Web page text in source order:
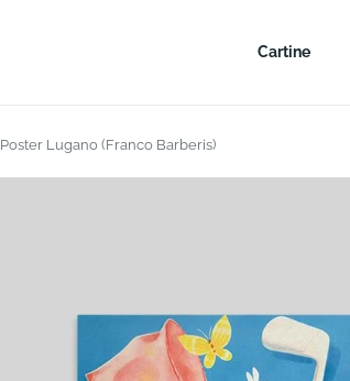
Cartine
Poster Lugano (Franco Barberis)